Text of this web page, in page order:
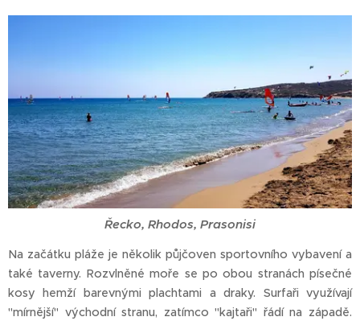
Řecko, Rhodos, Prasonisi
Na začátku pláže je několik půjčoven sportovního vybavení a
také taverny. Rozvlněné moře se po obou stranách písečné
kosy hemží barevnými plachtami a draky. Surfaři využívají
"mírnější" východní stranu, zatímco "kajtaři" řádí na západě.